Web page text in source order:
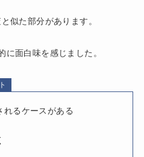
似た部分があります。
に面白味を感じました。
れるケースがある